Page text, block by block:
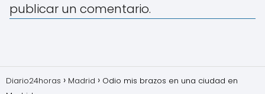
publicar un comentario.
Diario24horas Madrid
Odio mis brazos en una ciudad en